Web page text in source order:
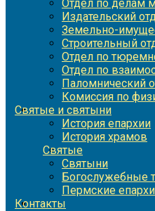
Отдел по делам
Издательский
Земельно-
Строительный
Отдел по
Отдел по
Паломнический
Комиссия по
Святые и святыни
История епархии
История храмов
Святые
Святыни
Богослужебные
Пермские
Контакты